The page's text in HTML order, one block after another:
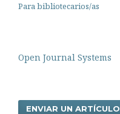
Para bibliotecarios/as
Open Journal Systems
ENVIAR UN ARTÍCULO